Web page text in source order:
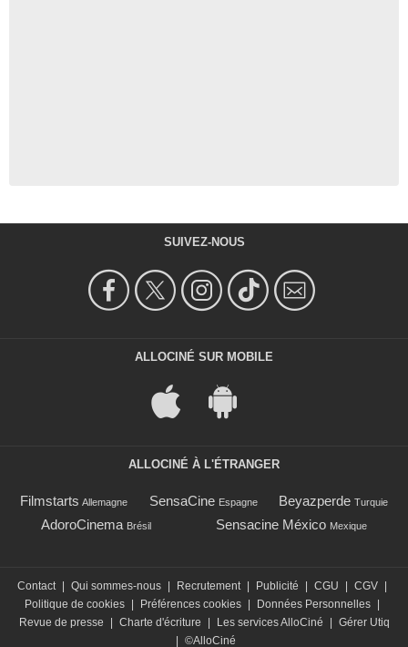
SUIVEZ-NOUS
ALLOCINÉ SUR MOBILE
ALLOCINÉ À L'ÉTRANGER
Filmstarts Allemagne SensaCine Espagne Beyazperde Turquie
AdoroCinema Brésil Sensacine México Mexique
Contact | Qui sommes-nous | Recrutement | Publicité | CGU | CGV |
Politique de cookies | Préférences cookies | Données Personnelles |
Revue de presse
| Charte d'écriture | Les services AlloCiné | Gérer Utiq
| ©AlloCiné